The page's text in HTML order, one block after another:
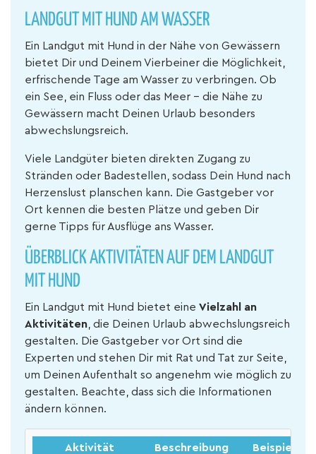
LANDGUT MIT HUND AM WASSER
Ein Landgut mit Hund in der Nähe von Gewässern
bietet Dir und Deinem Vierbeiner die Möglichkeit,
erfrischende Tage am Wasser zu verbringen. Ob
ein See, ein Fluss oder das Meer – die Nähe zu
Gewässern macht Deinen Urlaub besonders
abwechslungsreich.
Viele Landgüter bieten direkten Zugang zu
Stränden oder Badestellen, sodass Dein Hund nach
Herzenslust planschen kann. Die Gastgeber vor
Ort kennen die besten Plätze und geben Dir
gerne Tipps für Ausflüge ans Wasser.
ÜBERBLICK AKTIVITÄTEN AUF DEM LANDGUT
MIT HUND
Ein Landgut mit Hund bietet eine Vielzahl an
Aktivitäten , die Deinen Urlaub abwechslungsreich
gestalten. Die Gastgeber vor Ort sind die
Experten und stehen Dir mit Rat und Tat zur Seite,
um Deinen Aufenthalt so angenehm wie möglich zu
gestalten. Beachte, dass sich die Informationen
ändern können.
Aktivität Beschreibung Beispiele